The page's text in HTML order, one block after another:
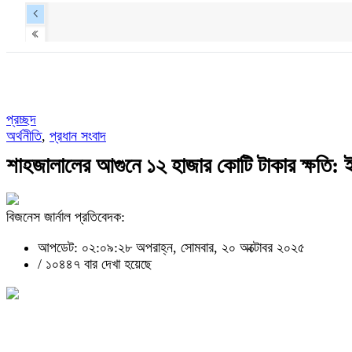
প্রচ্ছদ
অর্থনীতি, প্রধান সংবাদ
শাহজালালের আগুনে ১২ হাজার কোটি টাকার ক্ষতি:
বিজনেস জার্নাল প্রতিবেদক:
আপডেট: ০২:০৯:২৮ অপরাহ্ন, সোমবার, ২০ অক্টোবর ২০২৫
/ ১০৪৪৭ বার দেখা হয়েছে